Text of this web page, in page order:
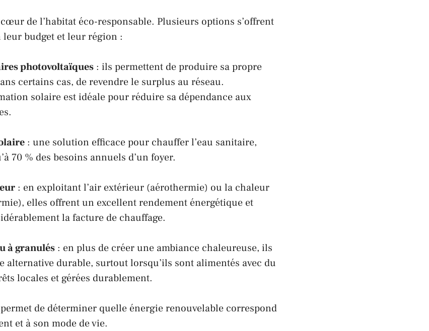
cœur de l’habitat éco-responsable. Plusieurs options s’offrent
budget et leur région :
photovoltaïques : ils permettent de produire sa propre
certains cas, de revendre le surplus au réseau.
solaire est idéale pour réduire sa dépendance aux
: une solution efficace pour chauffer l’eau sanitaire,
70 % des besoins annuels d’un foyer.
: en exploitant l’air extérieur (aérothermie) ou la chaleur
elles offrent un excellent rendement énergétique et
la facture de chauffage.
à granulés : en plus de créer une ambiance chaleureuse, ils
alternative durable, surtout lorsqu’ils sont alimentés avec du
locales et gérées durablement.
de déterminer quelle énergie renouvelable correspond
et à son mode de vie.